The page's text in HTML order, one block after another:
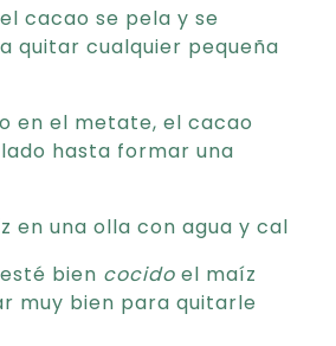
cacao se pela y se
quitar cualquier pequeña
en el metate, el cacao
hasta formar una
en una olla con agua y cal
bien cocido el maíz
muy bien para quitarle